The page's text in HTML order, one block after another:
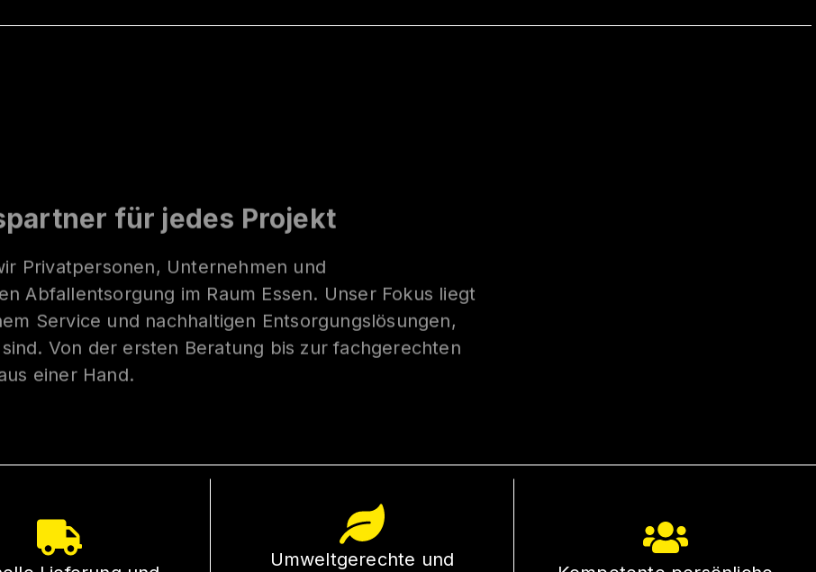
für jedes Projekt
Privatpersonen, Unternehmen und
Abfallentsorgung im Raum Essen. Unser Fokus liegt
Service und nachhaltigen Entsorgungslösungen,
Von der ersten Beratung bis zur fachgerechten
einer Hand.
Umweltgerechte und